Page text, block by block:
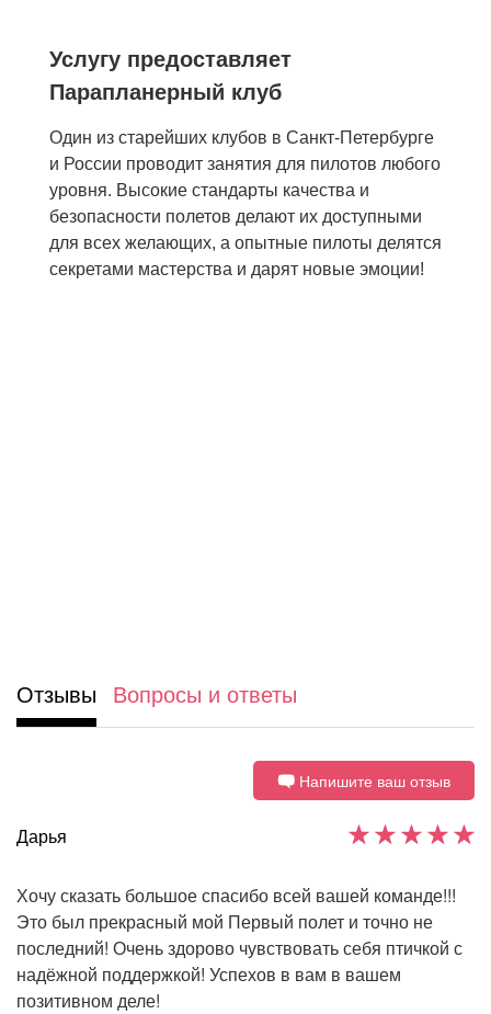
Услугу предоставляет
Парапланерный клуб
Один из старейших клубов в Санкт-Петербурге
и России проводит занятия для пилотов любого
уровня. Высокие стандарты качества и
безопасности полетов делают их доступными
для всех желающих, а опытные пилоты делятся
секретами мастерства и дарят новые эмоции!
Отзывы Вопросы и ответы
Напишите ваш отзыв
Дарья
Хочу сказать большое спасибо всей вашей команде!!!
Это был прекрасный мой Первый полет и точно не
последний! Очень здорово чувствовать себя птичкой с
надёжной поддержкой! Успехов в вам в вашем
позитивном деле!